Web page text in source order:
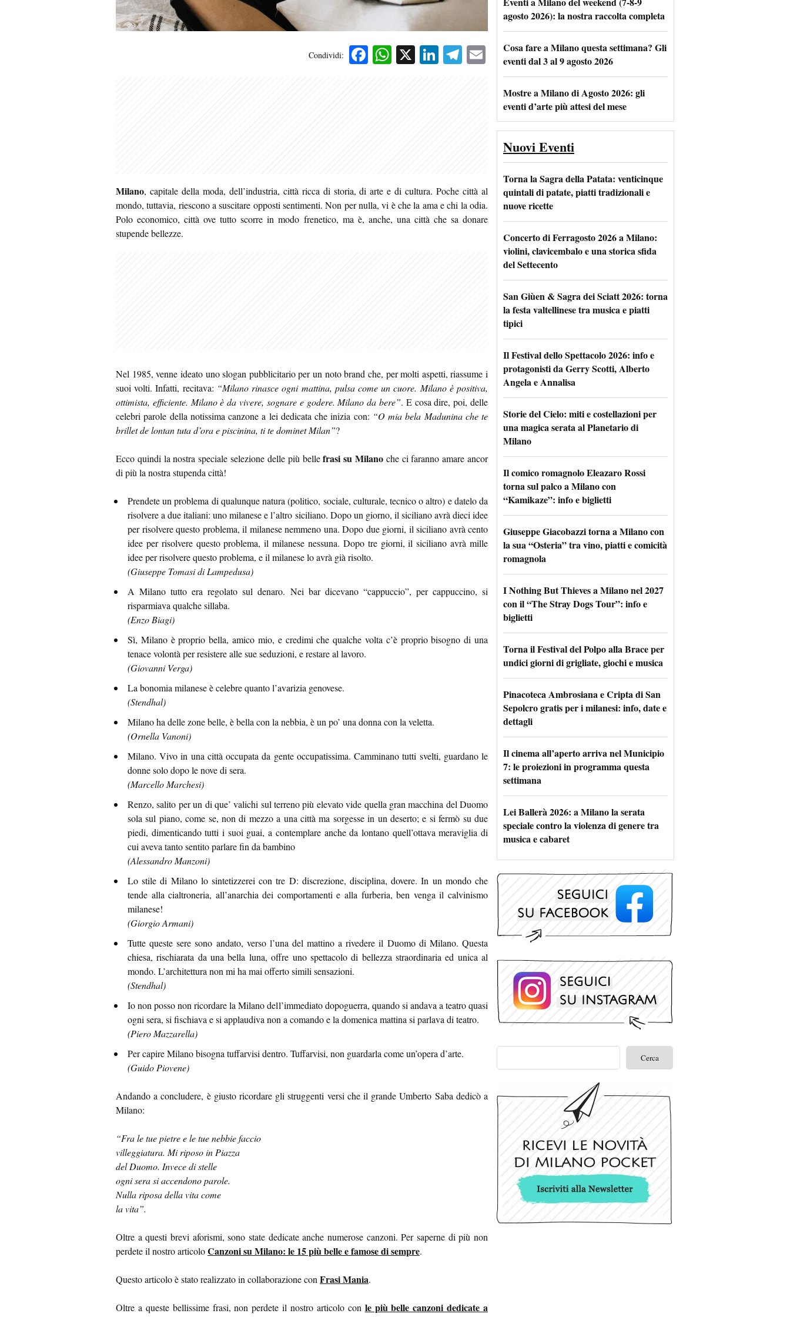
Condividi: Facebook
WhatsApp
X LinkedIn
Telegram
Email
Milano, capitale della moda, dell’industria, città ricca di storia, di arte e di cultura. Poche città al
mondo, tuttavia, riescono a suscitare opposti sentimenti. Non per nulla, vi è che la ama e chi la odia.
Polo economico, città ove tutto scorre in modo frenetico, ma è, anche, una città che sa donare
stupende bellezze.
Nel 1985, venne ideato uno slogan pubblicitario per un noto brand che, per molti aspetti, riassume i
suoi volti. Infatti, recitava: “Milano rinasce ogni mattina, pulsa come un cuore. Milano è positiva,
ottimista, efficiente. Milano è da vivere, sognare e godere. Milano da bere”. E cosa dire, poi, delle
celebri parole della notissima canzone a lei dedicata che inizia con: “O mia bela Madunina che te
brillet de lontan tuta d’ora e piscinina, ti te dominet Milan”?
Ecco quindi la nostra speciale selezione delle più bellefrasi su Milanoche ci faranno amare ancor
di più la nostra stupenda città!
Prendete un problema di qualunque natura (politico, sociale, culturale, tecnico o altro) e datelo da
risolvere a due italiani: uno milanese e l’altro siciliano. Dopo un giorno, il siciliano avrà dieci idee
per risolvere questo problema, il milanese nemmeno una. Dopo due giorni, il siciliano avrà cento
idee per risolvere questo problema, il milanese nessuna. Dopo tre giorni, il siciliano avrà mille
idee per risolvere questo problema, e il milanese lo avrà già risolto.
(Giuseppe Tomasi di Lampedusa)
A Milano tutto era regolato sul denaro. Nei bar dicevano “cappuccio”, per cappuccino, si
risparmiava qualche sillaba.
(Enzo Biagi)
Sì, Milano è proprio bella, amico mio, e credimi che qualche volta c’è proprio bisogno di una
tenace volontà per resistere alle sue seduzioni, e restare al lavoro.
(Giovanni Verga)
La bonomia milanese è celebre quanto l’avarizia genovese.
(Stendhal)
Milano ha delle zone belle, è bella con la nebbia, è un po’ una donna con la veletta.
(Ornella Vanoni)
Milano. Vivo in una città occupata da gente occupatissima. Camminano tutti svelti, guardano le
donne solo dopo le nove di sera.
(Marcello Marchesi)
Renzo, salito per un di que’ valichi sul terreno più elevato vide quella gran macchina del Duomo
sola sul piano, come se, non di mezzo a una città ma sorgesse in un deserto; e si fermò su due
piedi, dimenticando tutti i suoi guai, a contemplare anche da lontano quell’ottava meraviglia di
cui aveva tanto sentito parlare fin da bambino
(Alessandro Manzoni)
Lo stile di Milano lo sintetizzerei con tre D: discrezione, disciplina, dovere. In un mondo che
tende alla cialtroneria, all’anarchia dei comportamenti e alla furberia, ben venga il calvinismo
milanese!
(Giorgio Armani)
Tutte queste sere sono andato, verso l’una del mattino a rivedere il Duomo di Milano. Questa
chiesa, rischiarata da una bella luna, offre uno spettacolo di bellezza straordinaria ed unica al
mondo. L’architettura non mi ha mai offerto simili sensazioni.
(Stendhal)
Io non posso non ricordare la Milano dell’immediato dopoguerra, quando si andava a teatro quasi
ogni sera, si fischiava e si applaudiva non a comando e la domenica mattina si parlava di teatro.
(Piero Mazzarella)
Per capire Milano bisogna tuffarvisi dentro. Tuffarvisi, non guardarla come un’opera d’arte.
(Guido Piovene)
Andando a concludere, è giusto ricordare gli struggenti versi che il grande Umberto Saba dedicò a
Milano:
“Fra le tue pietre e le tue nebbie faccio
villeggiatura. Mi riposo in Piazza
del Duomo. Invece di stelle
ogni sera si accendono parole.
Nulla riposa della vita come
la vita”.
Oltre a questi brevi aforismi, sono state dedicate anche numerose canzoni. Per saperne di più non
perdete il nostro articoloCanzoni su Milano: le 15 più belle e famose di sempre.
Questo articolo è stato realizzato in collaborazione conFrasi Mania.
Oltre a queste bellissime frasi, non perdete il nostro articolo con le più belle canzoni dedicate a
agosto 2026): la nostra raccolta completa
Cosa fare a Milano questa settimana? Gli
eventi dal 3 al 9 agosto 2026
Mostre a Milano di Agosto 2026: gli
eventi d’arte più attesi del mese
Nuovi Eventi
Torna la Sagra della Patata: venticinque
quintali di patate, piatti tradizionali e
nuove ricette
Concerto di Ferragosto 2026 a Milano:
violini, clavicembalo e una storica sfida
del Settecento
San Giùen & Sagra dei Sciatt 2026: torna
la festa valtellinese tra musica e piatti
tipici
Il Festival dello Spettacolo 2026: info e
protagonisti da Gerry Scotti, Alberto
Angela e Annalisa
Storie del Cielo: miti e costellazioni per
una magica serata al Planetario di
Milano
Il comico romagnolo Eleazaro Rossi
torna sul palco a Milano con
“Kamikaze”: info e biglietti
Giuseppe Giacobazzi torna a Milano con
la sua “Osteria” tra vino, piatti e comicità
romagnola
I Nothing But Thieves a Milano nel 2027
con il “The Stray Dogs Tour”: info e
biglietti
Torna il Festival del Polpo alla Brace per
undici giorni di grigliate, giochi e musica
Pinacoteca Ambrosiana e Cripta di San
Sepolcro gratis per i milanesi: info, date e
dettagli
Il cinema all’aperto arriva nel Municipio
7: le proiezioni in programma questa
settimana
Lei Ballerà 2026: a Milano la serata
speciale contro la violenza di genere tra
musica e cabaret